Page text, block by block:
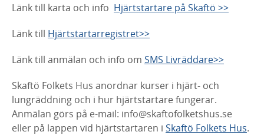
Länk till karta och info Hjärtstartare på Skaftö >>
Länk till Hjärtstartarregistret>>
Länk till anmälan och info om SMS Livräddare>>
Skaftö Folkets Hus anordnar kurser i hjärt- och
lungräddning och i hur hjärtstartare fungerar.
Anmälan görs på e-mail: info@skaftofolketshus.se
eller på lappen vid hjärtstartaren i Skaftö Folkets Hus.